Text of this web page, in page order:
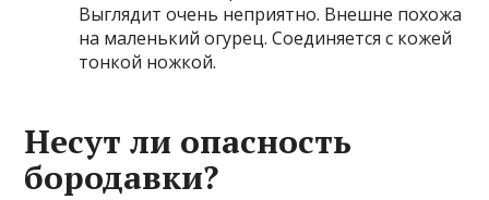
Выглядит очень неприятно. Внешне похожа
на маленький огурец. Соединяется с кожей
тонкой ножкой.
Несут ли опасность
бородавки?